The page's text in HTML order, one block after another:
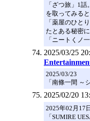
「ざつ旅」1
を取ってみる
「薬屋のひと
たとある秘密に
「ニートくノ
2025/03/25
2025/03/23
「南條一間 ～
2025/02/20
2025年02月17日
「SUMIRE